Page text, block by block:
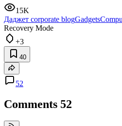
15K
Даджет corporate blogGadgets
Recovery Mode
+3
40
52
Comments 52